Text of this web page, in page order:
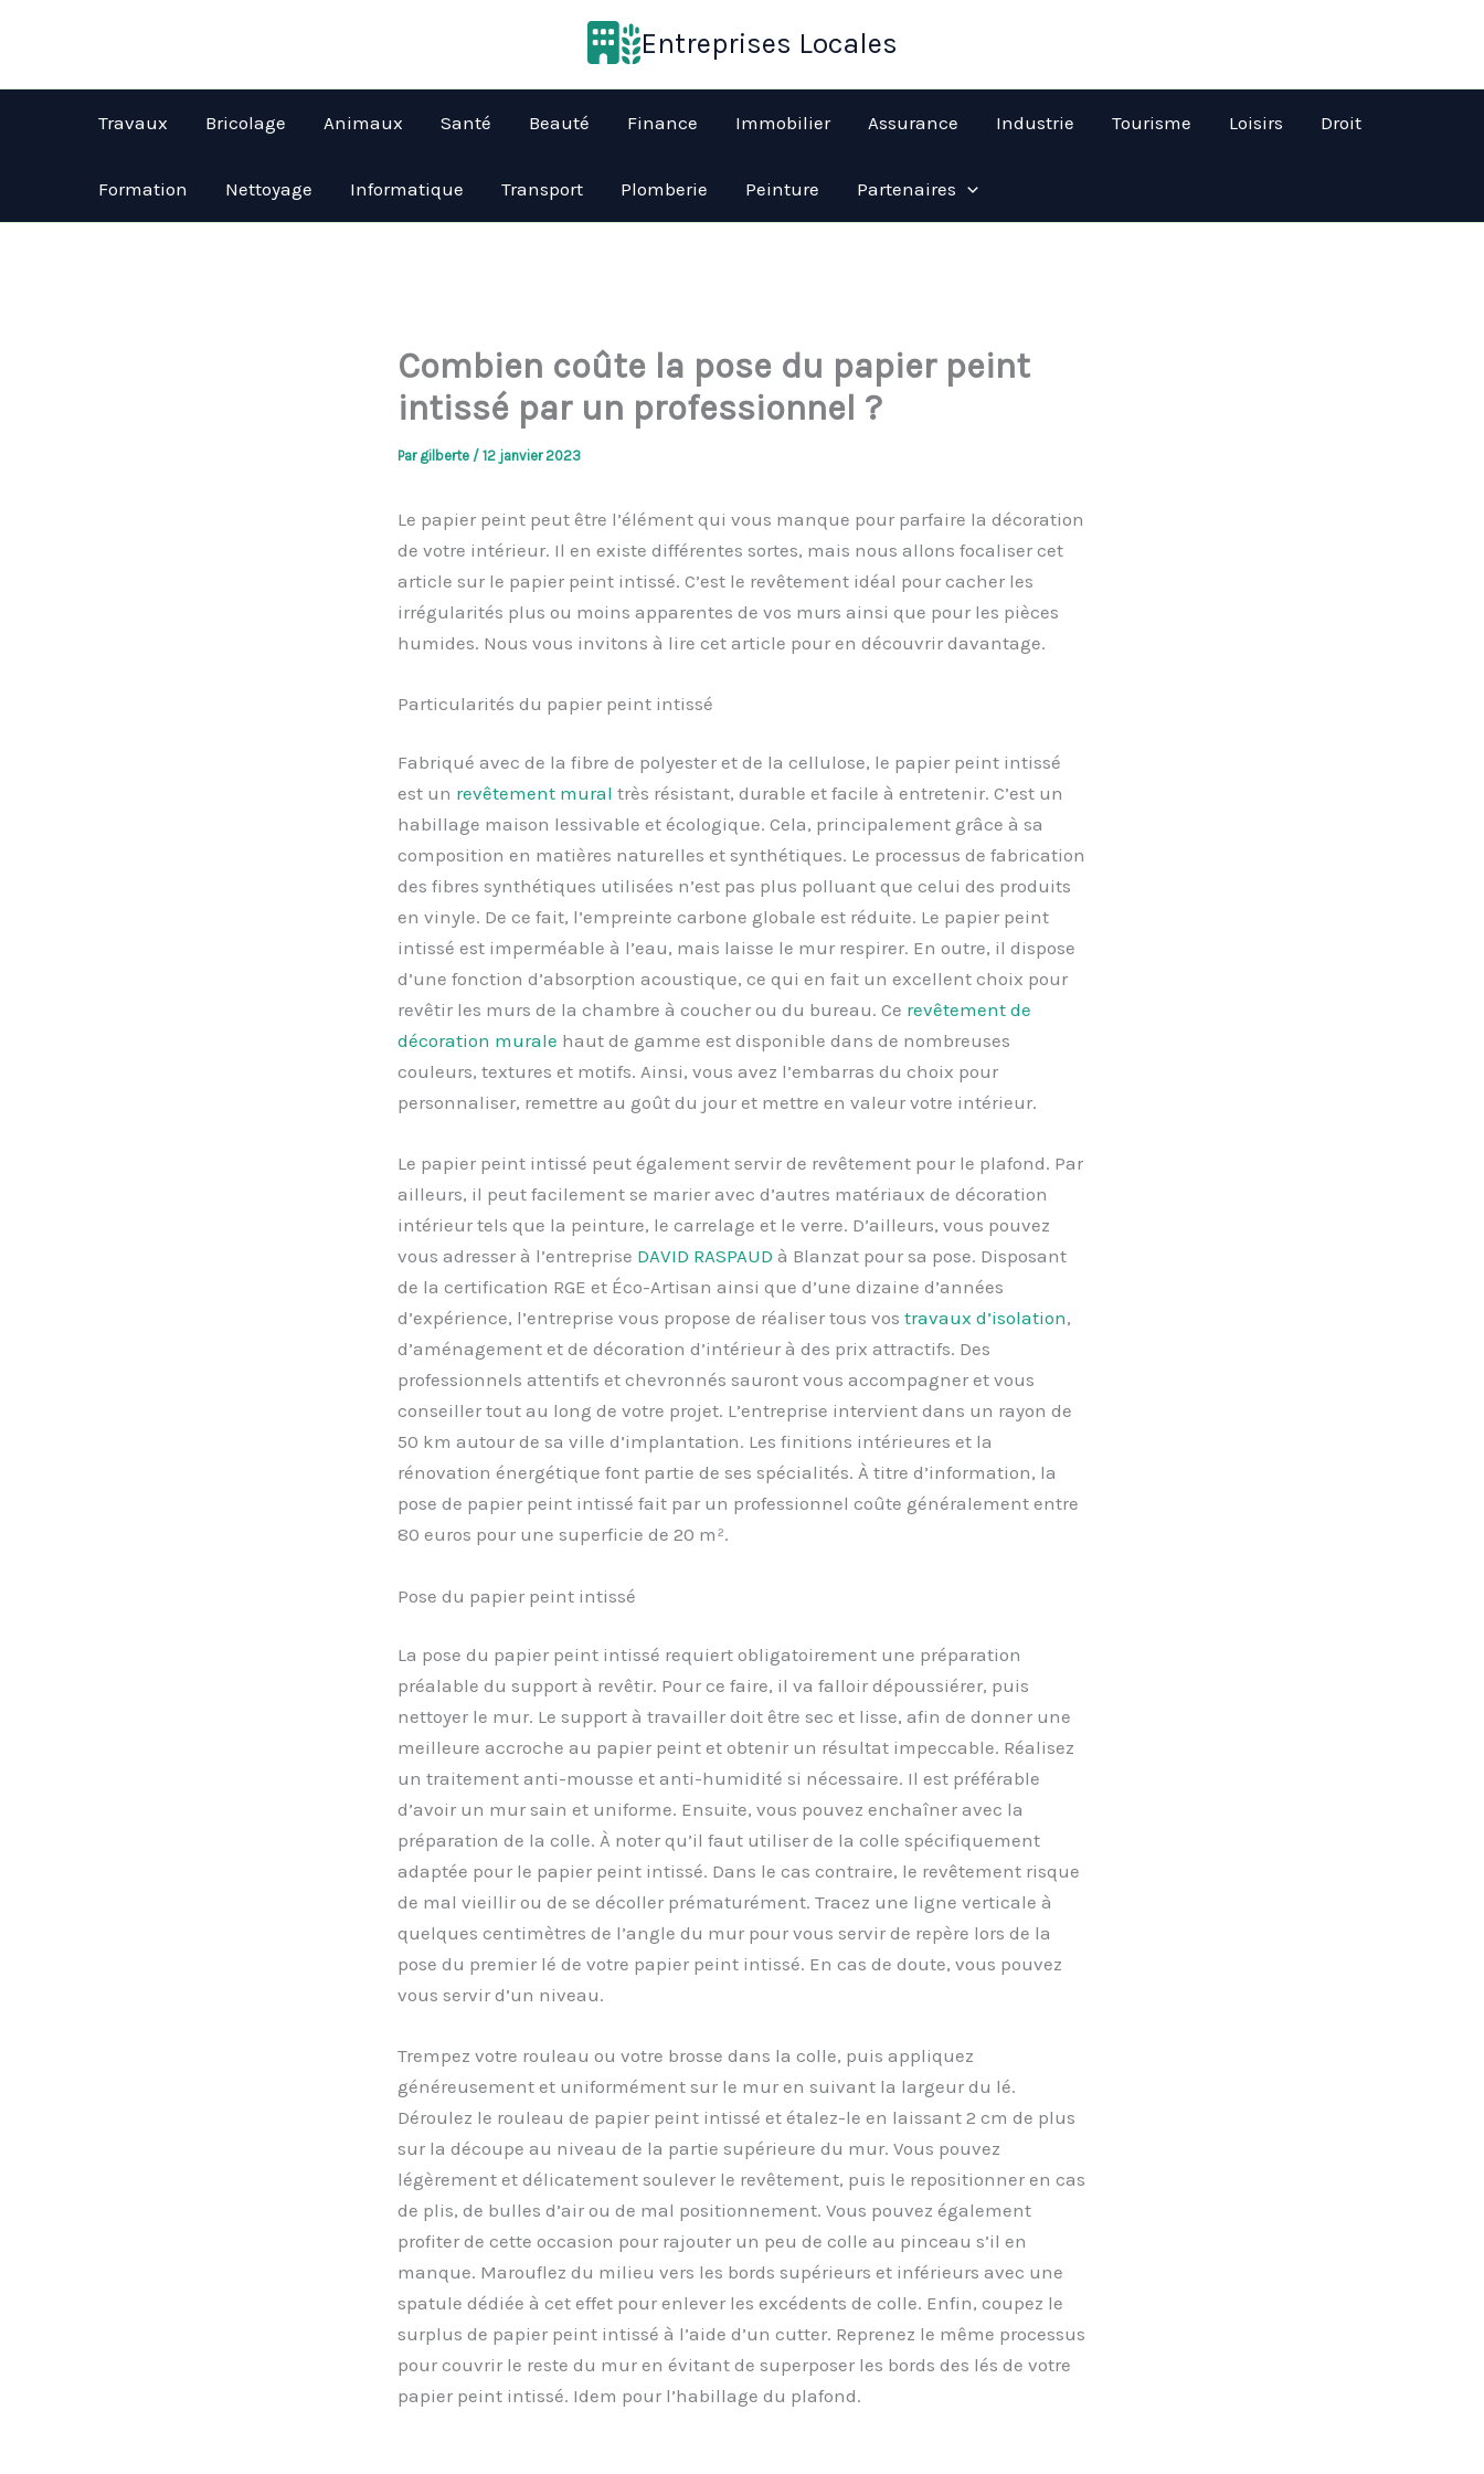
Entreprises Locales
Travaux Bricolage Animaux Santé Beauté Finance Immobilier Assurance Industrie Tourisme Loisirs Droit
Formation Nettoyage Informatique Transport Plomberie Peinture Partenaires
Combien coûte la pose du papier peint
intissé par un professionnel ?
Par gilberte / 12 janvier 2023
Le papier peint peut être l’élément qui vous manque pour parfaire la décoration
de votre intérieur. Il en existe différentes sortes, mais nous allons focaliser cet
article sur le papier peint intissé. C’est le revêtement idéal pour cacher les
irrégularités plus ou moins apparentes de vos murs ainsi que pour les pièces
humides. Nous vous invitons à lire cet article pour en découvrir davantage.
Particularités du papier peint intissé
Fabriqué avec de la fibre de polyester et de la cellulose, le papier peint intissé
est un revêtement mural très résistant, durable et facile à entretenir. C’est un
habillage maison lessivable et écologique. Cela, principalement grâce à sa
composition en matières naturelles et synthétiques. Le processus de fabrication
des fibres synthétiques utilisées n’est pas plus polluant que celui des produits
en vinyle. De ce fait, l’empreinte carbone globale est réduite. Le papier peint
intissé est imperméable à l’eau, mais laisse le mur respirer. En outre, il dispose
d’une fonction d’absorption acoustique, ce qui en fait un excellent choix pour
revêtir les murs de la chambre à coucher ou du bureau. Ce revêtement de
décoration murale haut de gamme est disponible dans de nombreuses
couleurs, textures et motifs. Ainsi, vous avez l’embarras du choix pour
personnaliser, remettre au goût du jour et mettre en valeur votre intérieur.
Le papier peint intissé peut également servir de revêtement pour le plafond. Par
ailleurs, il peut facilement se marier avec d’autres matériaux de décoration
intérieur tels que la peinture, le carrelage et le verre. D’ailleurs, vous pouvez
vous adresser à l’entreprise DAVID RASPAUD à Blanzat pour sa pose. Disposant
de la certification RGE et Éco-Artisan ainsi que d’une dizaine d’années
d’expérience, l’entreprise vous propose de réaliser tous vos travaux d’isolation,
d’aménagement et de décoration d’intérieur à des prix attractifs. Des
professionnels attentifs et chevronnés sauront vous accompagner et vous
conseiller tout au long de votre projet. L’entreprise intervient dans un rayon de
50 km autour de sa ville d’implantation. Les finitions intérieures et la
rénovation énergétique font partie de ses spécialités. À titre d’information, la
pose de papier peint intissé fait par un professionnel coûte généralement entre
80 euros pour une superficie de 20 m².
Pose du papier peint intissé
La pose du papier peint intissé requiert obligatoirement une préparation
préalable du support à revêtir. Pour ce faire, il va falloir dépoussiérer, puis
nettoyer le mur. Le support à travailler doit être sec et lisse, afin de donner une
meilleure accroche au papier peint et obtenir un résultat impeccable. Réalisez
un traitement anti-mousse et anti-humidité si nécessaire. Il est préférable
d’avoir un mur sain et uniforme. Ensuite, vous pouvez enchaîner avec la
préparation de la colle. À noter qu’il faut utiliser de la colle spécifiquement
adaptée pour le papier peint intissé. Dans le cas contraire, le revêtement risque
de mal vieillir ou de se décoller prématurément. Tracez une ligne verticale à
quelques centimètres de l’angle du mur pour vous servir de repère lors de la
pose du premier lé de votre papier peint intissé. En cas de doute, vous pouvez
vous servir d’un niveau.
Trempez votre rouleau ou votre brosse dans la colle, puis appliquez
généreusement et uniformément sur le mur en suivant la largeur du lé.
Déroulez le rouleau de papier peint intissé et étalez-le en laissant 2 cm de plus
sur la découpe au niveau de la partie supérieure du mur. Vous pouvez
légèrement et délicatement soulever le revêtement, puis le repositionner en cas
de plis, de bulles d’air ou de mal positionnement. Vous pouvez également
profiter de cette occasion pour rajouter un peu de colle au pinceau s’il en
manque. Marouflez du milieu vers les bords supérieurs et inférieurs avec une
spatule dédiée à cet effet pour enlever les excédents de colle. Enfin, coupez le
surplus de papier peint intissé à l’aide d’un cutter. Reprenez le même processus
pour couvrir le reste du mur en évitant de superposer les bords des lés de votre
papier peint intissé. Idem pour l’habillage du plafond.